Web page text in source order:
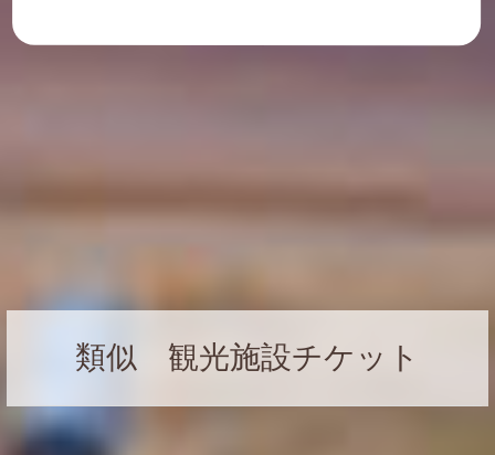
類似 観光施設チケット